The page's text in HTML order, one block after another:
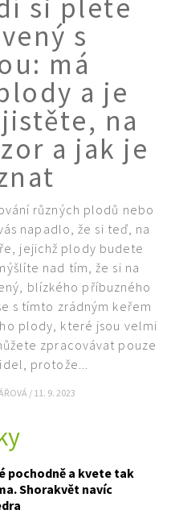
si plete
s
má
a je
na
a jak je
různých plodů nebo
napadlo, že si teď, na
jejichž plody budete
nad tím, že si na
blízkého příbuzného
s tímto zrádným keřem
plody, které jsou velmi
zpracovávat pouze
protože...
/ 11. 9. 2023
pochodně a kvete tak
Shorakvět navíc